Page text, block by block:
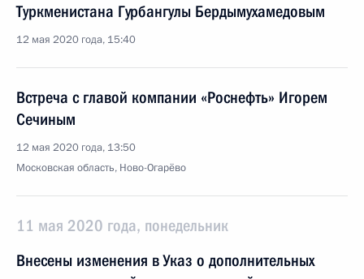
Туркменистана Гурбангулы Бердымухамедовым
12 мая 2020 года, 15:40
Встреча с главой компании «Роснефть» Игорем
Сечиным
12 мая 2020 года, 13:50
Московская область, Ново-Огарёво
11 мая 2020 года, понедельник
Внесены изменения в Указ о дополнительных